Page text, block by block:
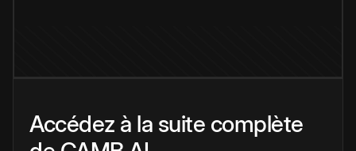
Accédez à la suite complète